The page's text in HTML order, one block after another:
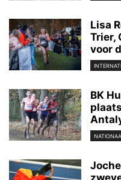
Lisa
Trier,
voor
BK